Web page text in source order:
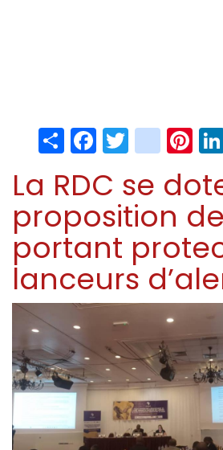
ShareFacebook
Twitter
La RDC se
proposition
portant
lanceurs